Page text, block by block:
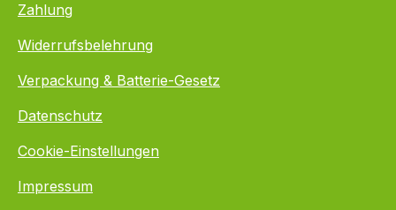
Zahlung
Widerrufsbelehrung
Verpackung & Batterie-Gesetz
Datenschutz
Cookie-Einstellungen
Impressum